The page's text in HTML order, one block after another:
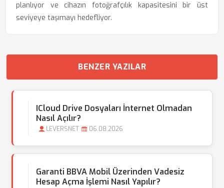
planlıyor ve cihazın fotoğrafçılık kapasitesini bir üst
seviyeye taşımayı hedefliyor.
BENZER YAZILAR
ICloud Drive Dosyaları İnternet Olmadan
Nasıl Açılır?
LEVERSNET 06.08.2026
Garanti BBVA Mobil Üzerinden Vadesiz
Hesap Açma İşlemi Nasıl Yapılır?